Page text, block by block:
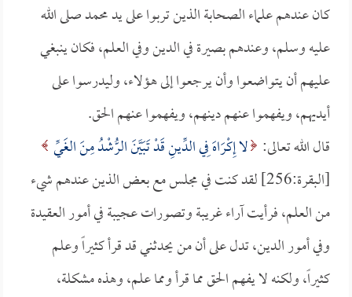
كان عندهم علماء الصحابة الذين تربوا على يد محمد صلى الله
عليه وسلم، وعندهم بصيرة في الدين وفي العلم، فكان ينبغي
عليهم أن يتواضعوا وأن يرجعوا إلى هؤلاء، وليدرسوا على
أيديهم، ويفهموا عنهم دينهم، ويفهموا عنهم الحق.
قال الله تعالى: لا إِكْرَاهَ فِي الدِّينِ قَدْ تَبَيَّنَ الرُّشْدُ مِنَ الغَيِّ
[البقرة:256] لقد كنت في مجلس مع بعض الذين عندهم شيء
من العلم، فرأيت آراء غريبة وتصورات عجيبة في أمور العقيدة
وفي أمور الدين، تدل على أن من يحدثني قد قرأ كثيراً وعلم
كثيراً، ولكنه لا يفهم الحق مما قرأ ومما علم، وهذه مشكلة،